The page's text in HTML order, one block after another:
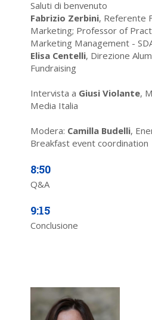
Saluti di benvenuto
Fabrizio Zerbini, Referente
Marketing; Professor of
Marketing Management -
Elisa Centelli, Direzione
Fundraising
Intervista a Giusi Violante,
Media Italia
Modera: Camilla Budelli,
Breakfast event coordination
8:50
Q&A
9:15
Conclusione